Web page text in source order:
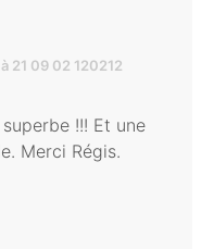
21 09 02 120212
!!! Et une
Merci Régis.